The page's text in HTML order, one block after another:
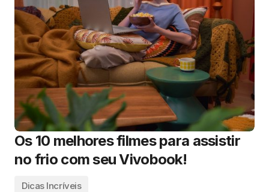
Os 10 melhores filmes para assistir
no frio com seu Vivobook!
Dicas Incríveis